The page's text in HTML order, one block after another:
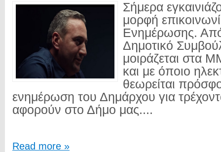
Σήμερα
μορφή
Ενημέρωσης.
Δημοτικό
μοιράζεται στα
και με όποιο
θεωρείται
ενημέρωση του Δημάρχου για
αφορούν στο Δήμο μας....
Read more »